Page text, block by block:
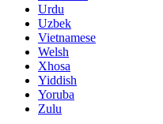
Urdu
Uzbek
Vietnamese
Welsh
Xhosa
Yiddish
Yoruba
Zulu